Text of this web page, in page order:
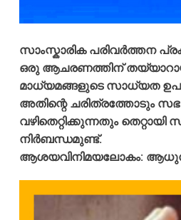
സാംസ്കാരിക പരിവർത്തന
ഒരു ആചരണത്തിന്
മാധ്യമങ്ങളുടെ സാധ്യത
അതിന്റെ ചരിത്രത്തോടും
വഴിതെറ്റിക്കുന്നതും
നിർബന്ധമുണ്ട്.
ആശയവിനിമയലോകം: